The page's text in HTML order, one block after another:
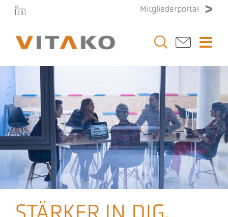
Zum
springen
Mitgliederportal
Vitako
Themen
Stellenmarkt
Veranstaltungen
Presse